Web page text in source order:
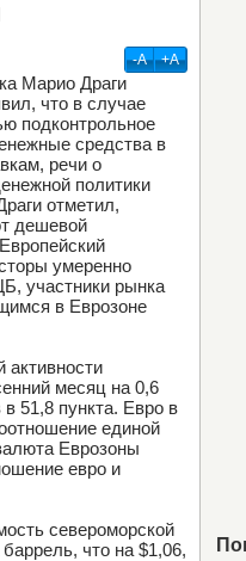
-А +А
Марио Драги
что в случае
подконтрольное
средства в
речи о
политики
отметил,
дешевой
умеренно
участники рынка
в Еврозоне
активности
месяц на 0,6
51,8 пункта. Евро в
единой
Еврозоны
евро и
североморской
что на $1,06,